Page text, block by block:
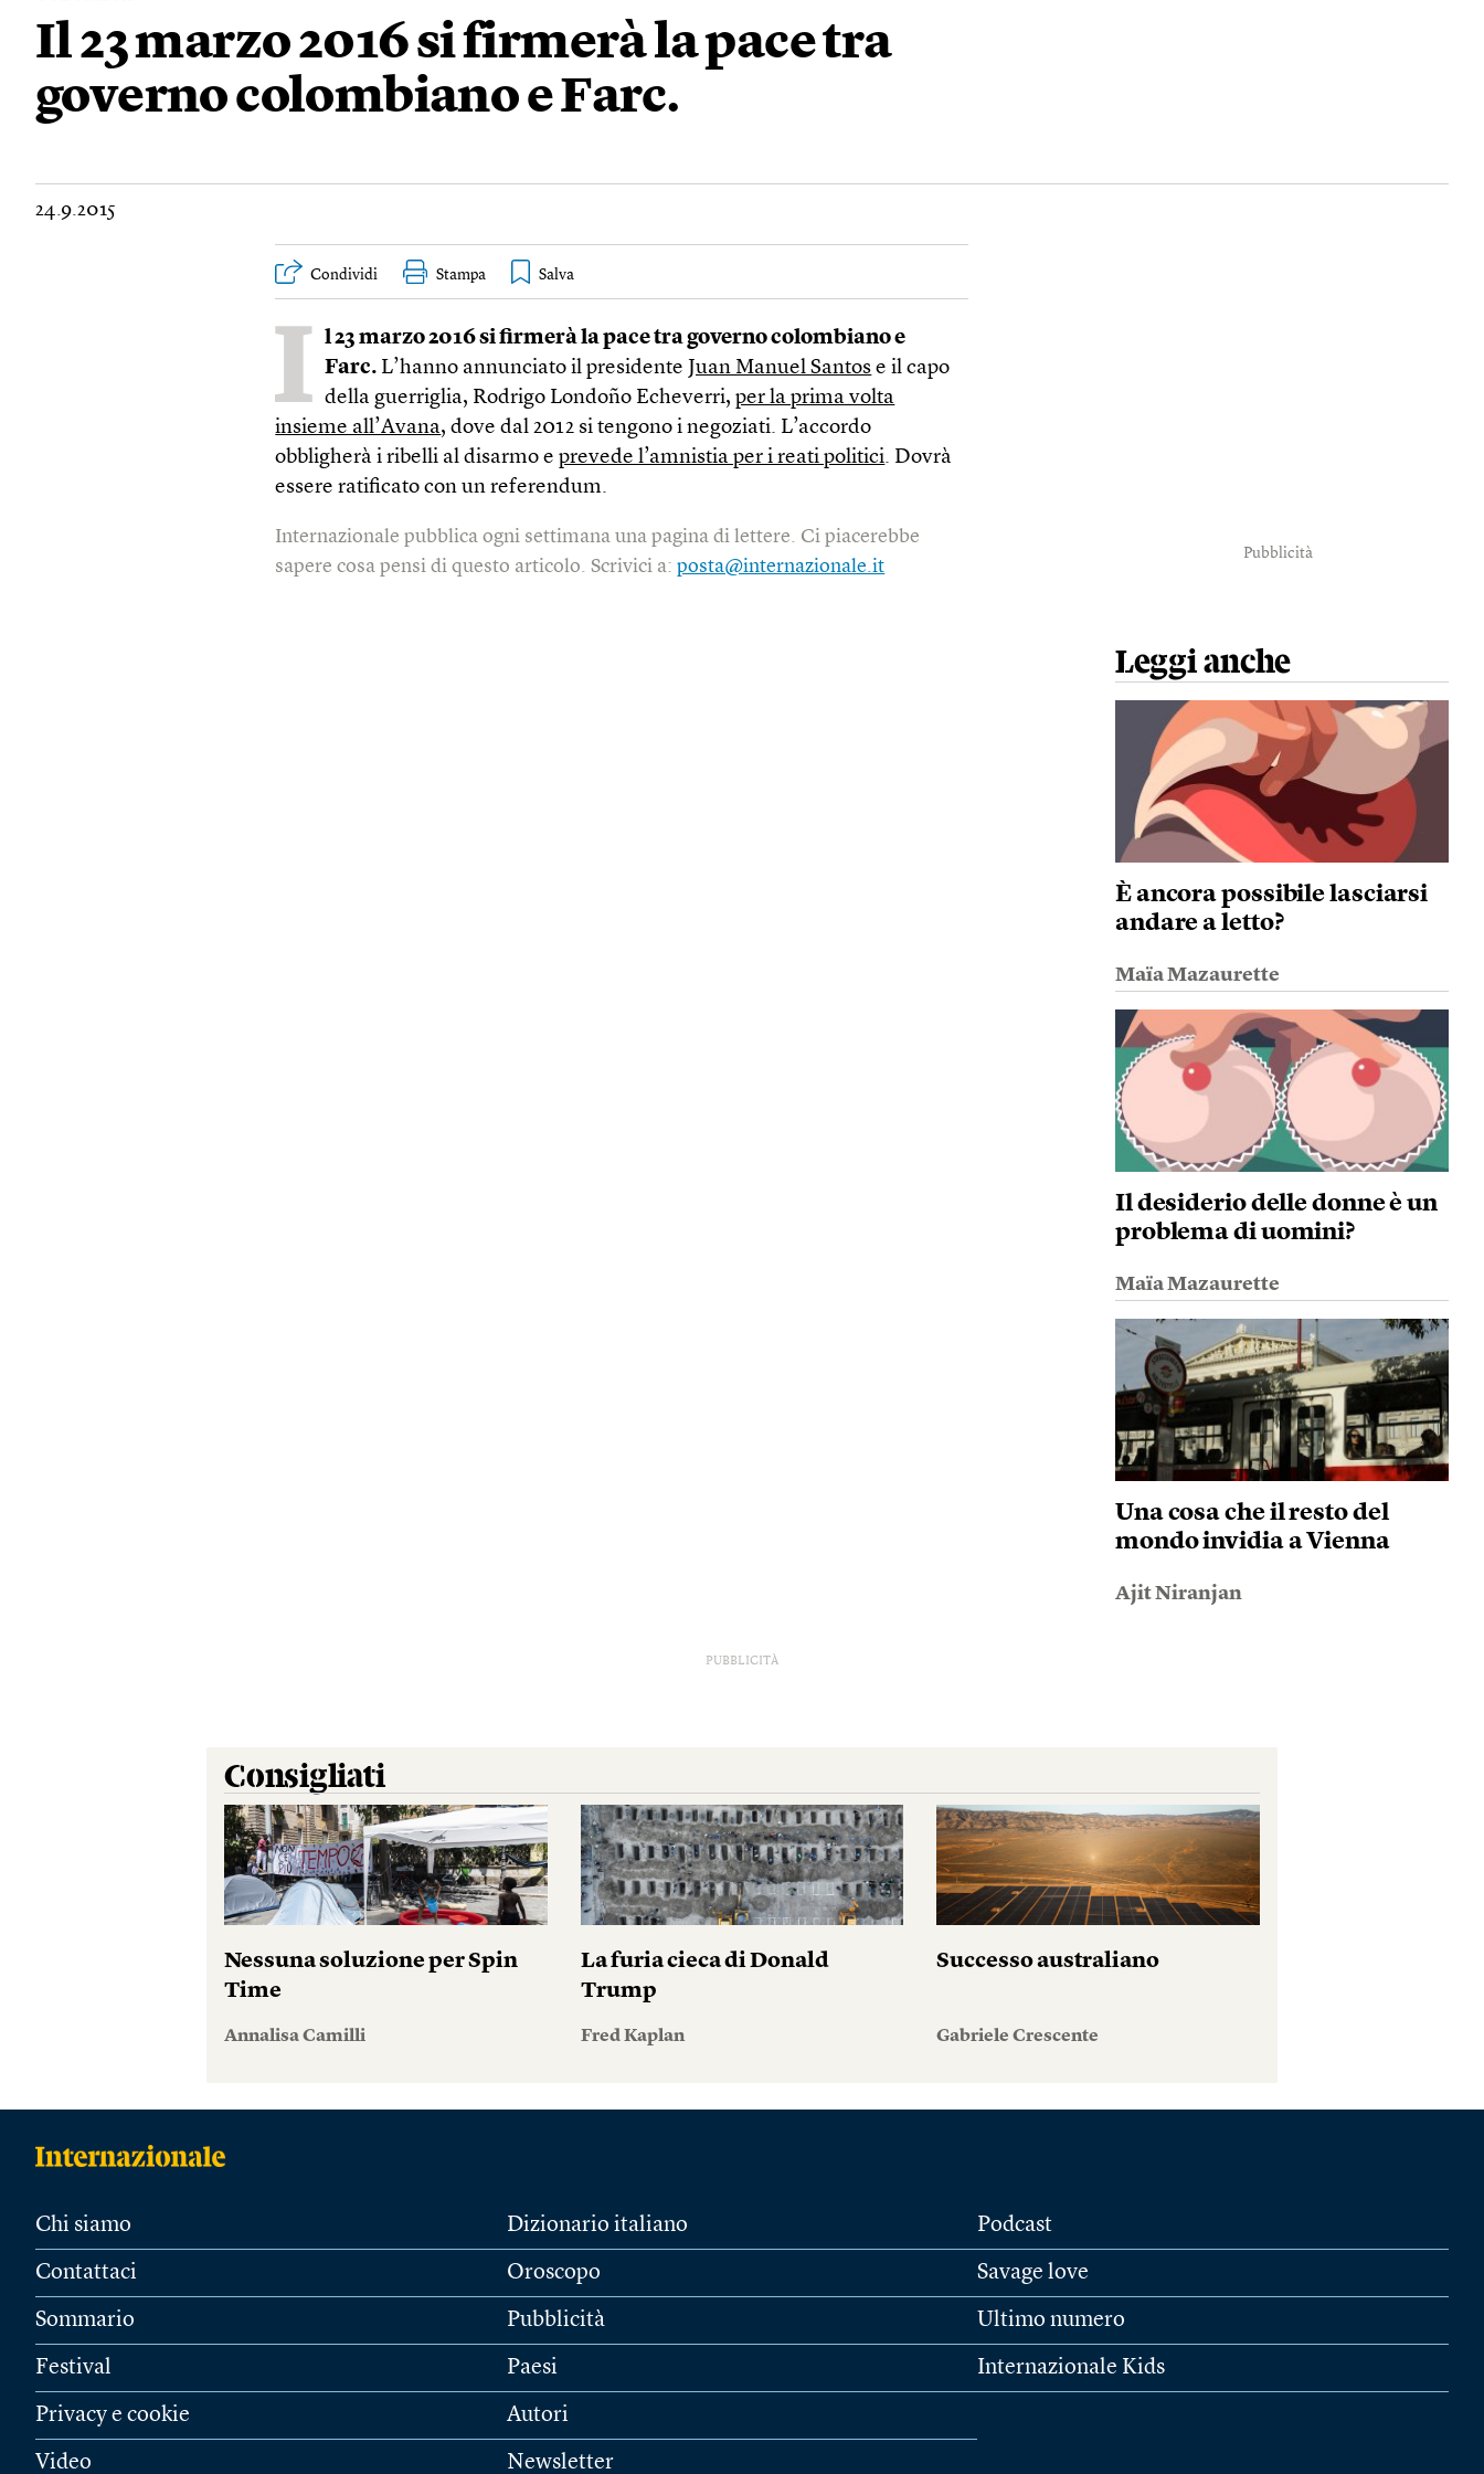
Il 23 marzo 2016 si firmerà la pace tra
governo colombiano e Farc.
24.9.2015
Condividi Stampa
I l 23 marzo 2016 si firmerà la pace tra governo colombiano e
Farc. L’hanno annunciato il presidente Juan Manuel Santos e il capo
della guerriglia, Rodrigo Londoño Echeverri,per la prima volta
insieme all’Avana, dove dal 2012 si tengono i negoziati. L’accordo
obbligherà i ribelli al disarmo eprevede l’amnistia per i reati politici. Dovrà
essere ratificato con un referendum.
Internazionale pubblica ogni settimana una pagina di lettere. Ci piacerebbe
sapere cosa pensi di questo articolo. Scrivici a:posta@internazionale.it
Pubblicità
Leggi anche
È ancora possibile lasciarsi
andare a letto?
Maïa Mazaurette
Il desiderio delle donne è un
problema di uomini?
Maïa Mazaurette
Una cosa che il resto del
mondo invidia a Vienna
Ajit Niranjan
PUBBLICITÀ
Consigliati
Nessuna soluzione per Spin
Time
Annalisa Camilli
La furia cieca di Donald
Trump
Fred Kaplan
Successo australiano
Gabriele Crescente
Chi siamo
Contattaci
Sommario
Festival
Privacy e cookie
Video
Dizionario italiano
Oroscopo
Pubblicità
Paesi
Autori
Newsletter
Podcast
Savage love
Ultimo numero
Internazionale Kids